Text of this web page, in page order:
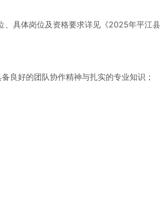
体岗位及资格要求详见《2025年平江
好的团队协作精神与扎实的专业知识；